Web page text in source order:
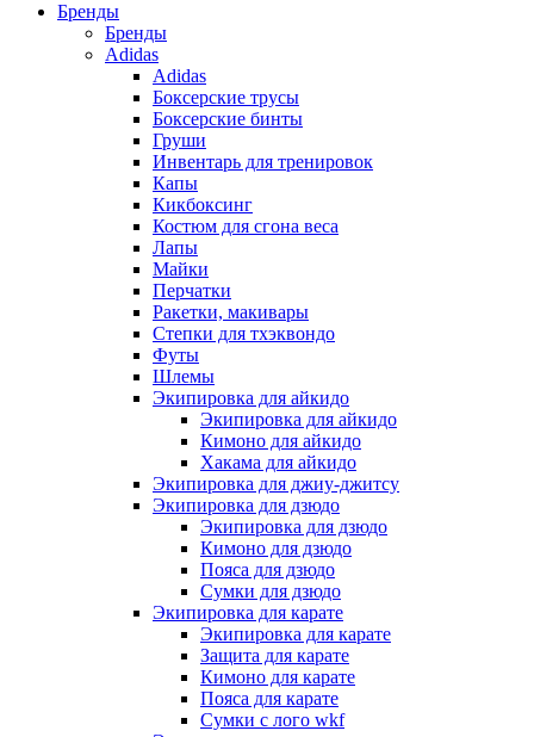
Бренды
Бренды
Adidas
Adidas
Боксерские трусы
Боксерские бинты
Груши
Инвентарь для тренировок
Капы
Кикбоксинг
Костюм для сгона веса
Лапы
Майки
Перчатки
Ракетки, макивары
Степки для тхэквондо
Футы
Шлемы
Экипировка для айкидо
Экипировка для айкидо
Кимоно для айкидо
Хакама для айкидо
Экипировка для джиу-джитсу
Экипировка для дзюдо
Экипировка для дзюдо
Кимоно для дзюдо
Пояса для дзюдо
Сумки для дзюдо
Экипировка для карате
Экипировка для карате
Защита для карате
Кимоно для карате
Пояса для карате
Сумки с лого wkf